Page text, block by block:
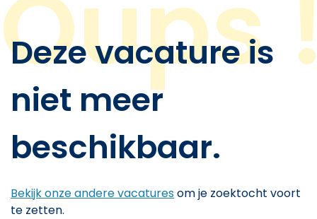
Deze vacature is
niet meer
beschikbaar.
Bekijk onze andere vacaturesom je zoektocht voort
te zetten.